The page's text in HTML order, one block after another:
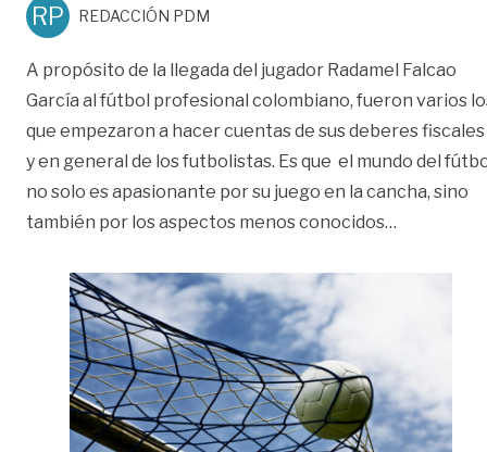
RP REDACCIÓN PDM
A propósito de la llegada del jugador Radamel Falcao
García al fútbol profesional colombiano, fueron varios
que empezaron a hacer cuentas de sus deberes fiscales
y en general de los futbolistas. Es que el mundo del
no solo es apasionante por su juego en la cancha, sino
también por los aspectos menos conocidos…